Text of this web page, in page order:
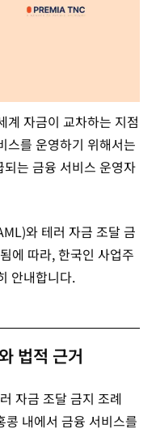
계 자금이 교차하는 지점
스를 운영하기 위해서는
는 금융 서비스 운영자
와 테러 자금 조달 금
에 따라, 한국인 사업주
안내합니다.
법적 근거
자금 조달 금지 조례
내에서 금융 서비스를